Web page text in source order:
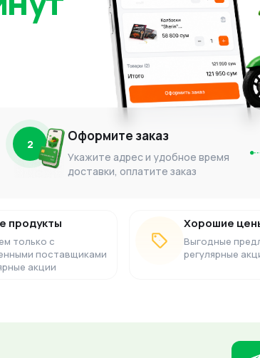
2 Оформите заказ
Укажите адрес и удобное время
доставки, оплатите заказ
продукты
только с
поставщиками
акции
Хорошие
Выгодные
регулярные